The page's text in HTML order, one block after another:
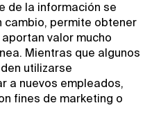
de la información se
cambio, permite obtener
valor mucho
Mientras que algunos
utilizarse
a nuevos empleados,
fines de marketing o